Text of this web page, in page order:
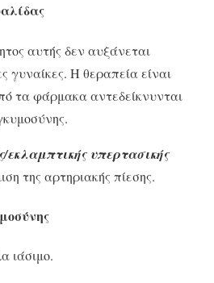
αυτής δεν αυξάνεται
γυναίκες. Η θεραπεία είναι
τα φάρμακα αντεδείκνυνται
εκλαμπτικής υπερτασικής
της αρτηριακής πίεσης.
ιάσιμο.